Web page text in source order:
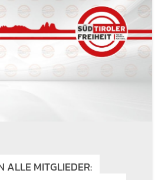
ALLE MITGLIEDER: